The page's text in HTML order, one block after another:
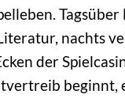
nachts
der
beginnt,